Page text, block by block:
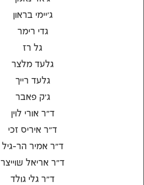
ג'יימי בראון
גדי רימר
גל רז
גלעד מלצר
גלעד רייך
ג׳ק פאבר
ד"ר אורי לוין
ד"ר איריס זכי
ד"ר אמיר הר-גיל
ד"ר אריאל שוייצר
ד"ר גלי גולד